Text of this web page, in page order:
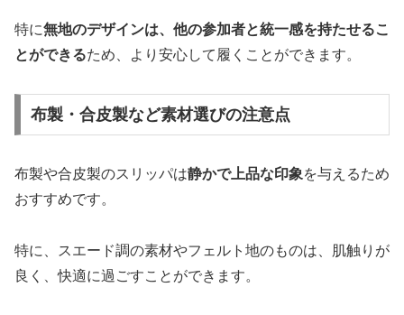
特に無地のデザインは、他の参加者と統一感を持たせるこ
とができるため、より安心して履くことができます。
布製・合皮製など素材選びの注意点
布製や合皮製のスリッパは静かで上品な印象を与えるため
おすすめです。
特に、スエード調の素材やフェルト地のものは、肌触りが
良く、快適に過ごすことができます。